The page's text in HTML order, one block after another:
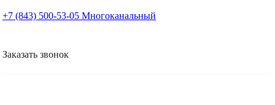
+7 (843) 500-53-05 Многоканальный
Заказать звонок